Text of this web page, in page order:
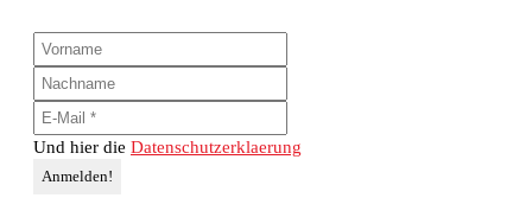
Und hier die Datenschutzerklaerung